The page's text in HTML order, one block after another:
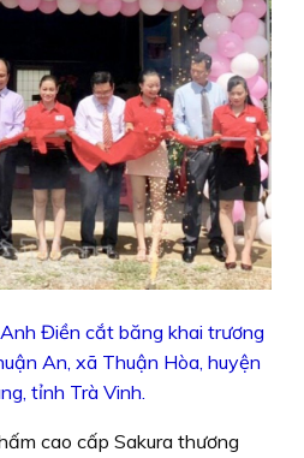
Điền cắt băng khai trương
An, xã Thuận Hòa, huyện
tỉnh Trà Vinh.
cao cấp Sakura thương